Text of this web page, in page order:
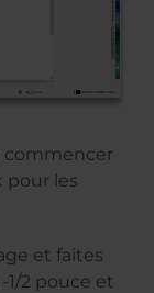
commencer
pour les
et faites
1/2 pouce et